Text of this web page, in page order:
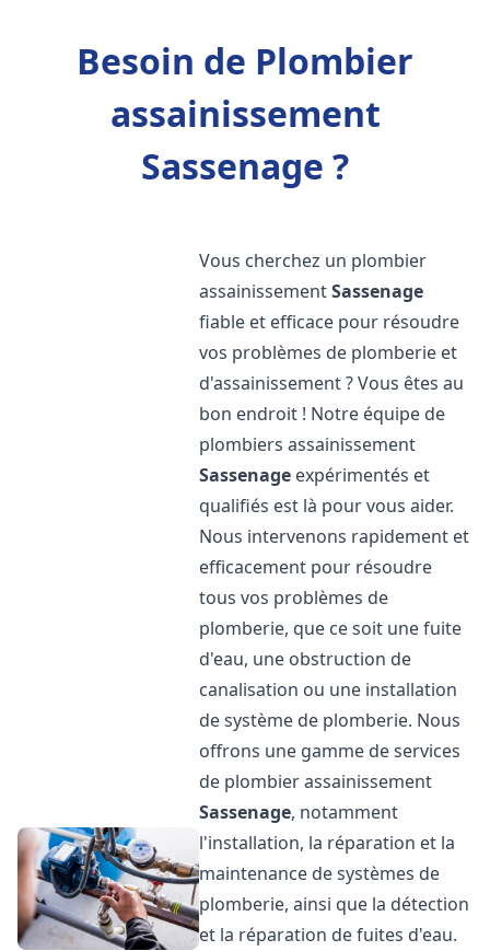
Besoin de Plombier
assainissement
Sassenage ?
Vous cherchez un plombier
assainissementSassenage
fiable et efficace pour résoudre
vos problèmes de plomberie et
d'assainissement ? Vous êtes au
bon endroit ! Notre équipe de
plombiers assainissement
Sassenage expérimentés et
qualifiés est là pour vous aider.
Nous intervenons rapidement et
efficacement pour résoudre
tous vos problèmes de
plomberie, que ce soit une fuite
d'eau, une obstruction de
canalisation ou une installation
de système de plomberie. Nous
offrons une gamme de services
de plombier assainissement
Sassenage, notamment
l'installation, la réparation et la
maintenance de systèmes de
plomberie, ainsi que la détection
et la réparation de fuites d'eau.